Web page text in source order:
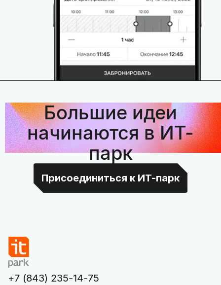
Большие идеи
начинаются в ИТ-
парк
Присоединиться к ИТ-парк
+7 (843) 235-14-75